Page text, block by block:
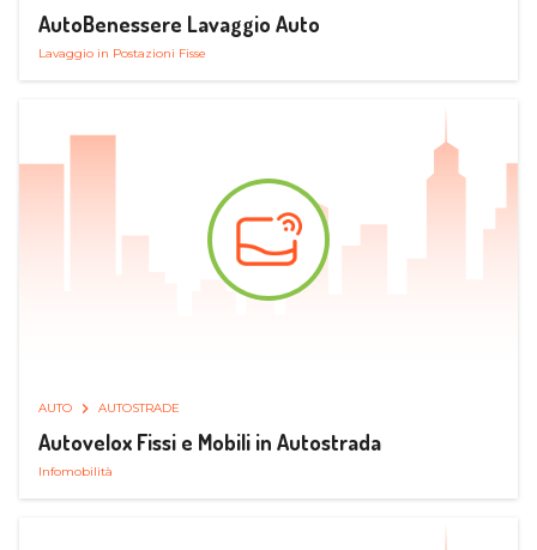
AutoBenessere Lavaggio Auto
Lavaggio in Postazioni Fisse
AUTO AUTOSTRADE
Autovelox Fissi e Mobili in Autostrada
Infomobilità